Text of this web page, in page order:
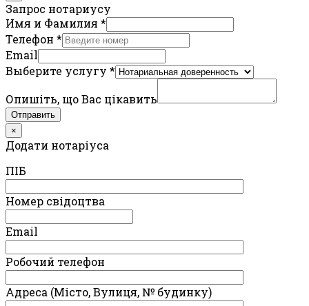
Запрос нотариусу
Имя и Фамилия *
Телефон *
Email
Выберите услугу *
Опишіть, що Вас цікавить
Отправить
×
Додати нотаріуса
ПIБ
Номер свідоцтва
Email
Робочий телефон
Адреса (Місто, Вулиця, № будинку)